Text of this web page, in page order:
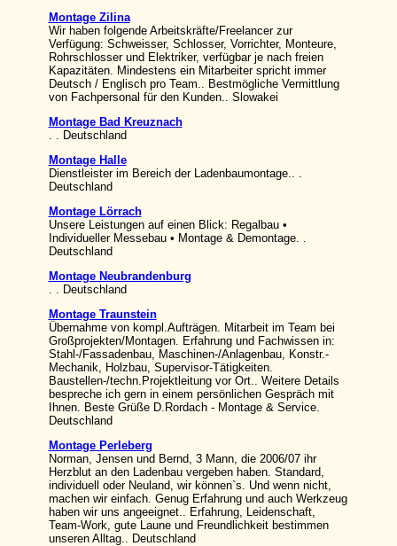
Montage Zilina
Wir haben folgende Arbeitskräfte/Freelancer zur
Verfügung: Schweisser, Schlosser, Vorrichter, Monteure,
Rohrschlosser und Elektriker, verfügbar je nach freien
Kapazitäten. Mindestens ein Mitarbeiter spricht immer
Deutsch / Englisch pro Team.. Bestmögliche Vermittlung
von Fachpersonal für den Kunden.. Slowakei
Montage Bad Kreuznach
. . Deutschland
Montage Halle
Dienstleister im Bereich der Ladenbaumontage.. .
Deutschland
Montage Lörrach
Unsere Leistungen auf einen Blick: Regalbau •
Individueller Messebau • Montage & Demontage. .
Deutschland
Montage Neubrandenburg
. . Deutschland
Montage Traunstein
Übernahme von kompl.Aufträgen. Mitarbeit im Team bei
Großprojekten/Montagen. Erfahrung und Fachwissen in:
Stahl-/Fassadenbau, Maschinen-/Anlagenbau, Konstr.-
Mechanik, Holzbau, Supervisor-Tätigkeiten.
Baustellen-/techn.Projektleitung vor Ort.. Weitere Details
bespreche ich gern in einem persönlichen Gespräch mit
Ihnen. Beste Grüße D.Rordach - Montage & Service.
Deutschland
Montage Perleberg
Norman, Jensen und Bernd, 3 Mann, die 2006/07 ihr
Herzblut an den Ladenbau vergeben haben. Standard,
individuell oder Neuland, wir können`s. Und wenn nicht,
machen wir einfach. Genug Erfahrung und auch Werkzeug
haben wir uns angeeignet.. Erfahrung, Leidenschaft,
Team-Work, gute Laune und Freundlichkeit bestimmen
unseren Alltag.. Deutschland